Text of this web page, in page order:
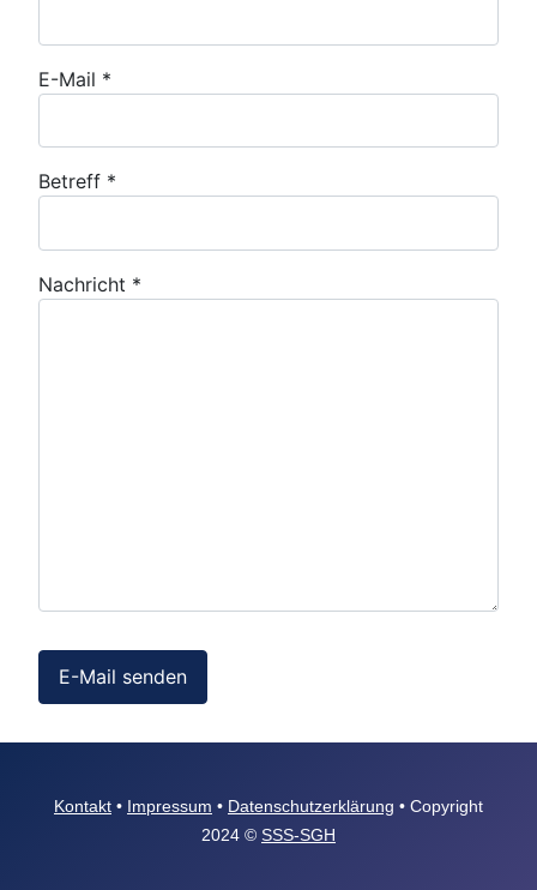
E-Mail *
Betreff *
Nachricht *
E-Mail senden
Kontakt • Impressum • Datenschutzerklärung • Copyright
2024 © SSS-SGH